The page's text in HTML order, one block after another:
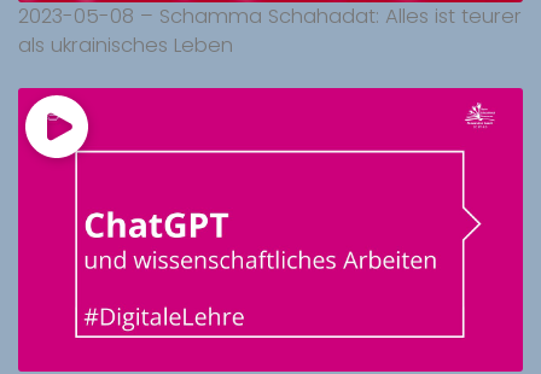
2023-05-08 – Schamma Schahadat: Alles ist teurer
als ukrainisches Leben